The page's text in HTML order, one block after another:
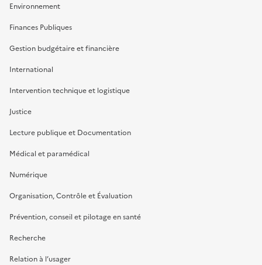
Environnement
Finances Publiques
Gestion budgétaire et financière
International
Intervention technique et logistique
Justice
Lecture publique et Documentation
Médical et paramédical
Numérique
Organisation, Contrôle et Évaluation
Prévention, conseil et pilotage en santé
Recherche
Relation à l’usager